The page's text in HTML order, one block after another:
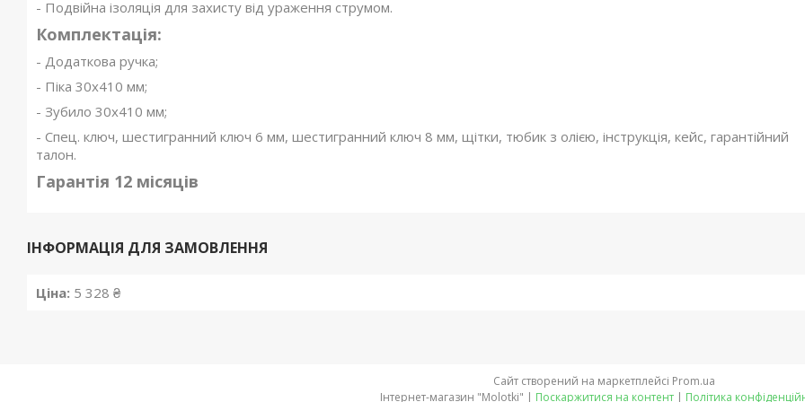
- Подвійна ізоляція для захисту від ураження струмом.
Комплектація:
- Додаткова ручка;
- Піка 30х410 мм;
- Зубило 30х410 мм;
- Спец. ключ, шестигранний ключ 6 мм, шестигранний ключ 8 мм, щітки, тюбик з олією, інструкція, кейс, гарантійний
талон.
Гарантія 12 місяців
ІНФОРМАЦІЯ ДЛЯ ЗАМОВЛЕННЯ
Ціна: 5 328 ₴
Сайт створений на маркетплейсі Prom.ua
Інтернет-магазин "Molotki" | Поскаржитися на контент | Політика